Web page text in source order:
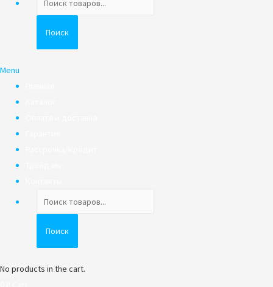
товаров
Поиск
Menu
товаров
Поиск
No products in the cart.